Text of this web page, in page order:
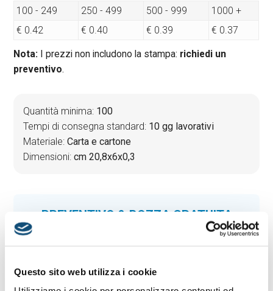
Questo sito web utilizza i cookie
100 - 249 250 - 499 500 - 999
1000 +
€ 0.42
€ 0.40 € 0.39 € 0.37
Nota: I prezzi non includono la stampa: richiedi un
preventivo.
Quantità minima: 100
Tempi di consegna standard: 10 gg lavorativi
Materiale:Carta e cartone
Dimensioni:cm 20,8x6x0,3
PREVENTIVO & BOZZA GRATUITA
Potrai indicare successivamente la suddivisione per
1 Seleziona il colore: